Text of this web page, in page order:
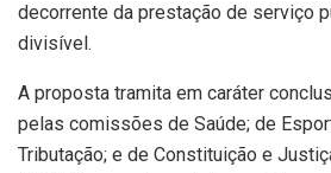
decorrente da prestação de serviço
divisível.
A proposta tramita em caráter
pelas comissões de Saúde; de
Tributação; e de Constituição e